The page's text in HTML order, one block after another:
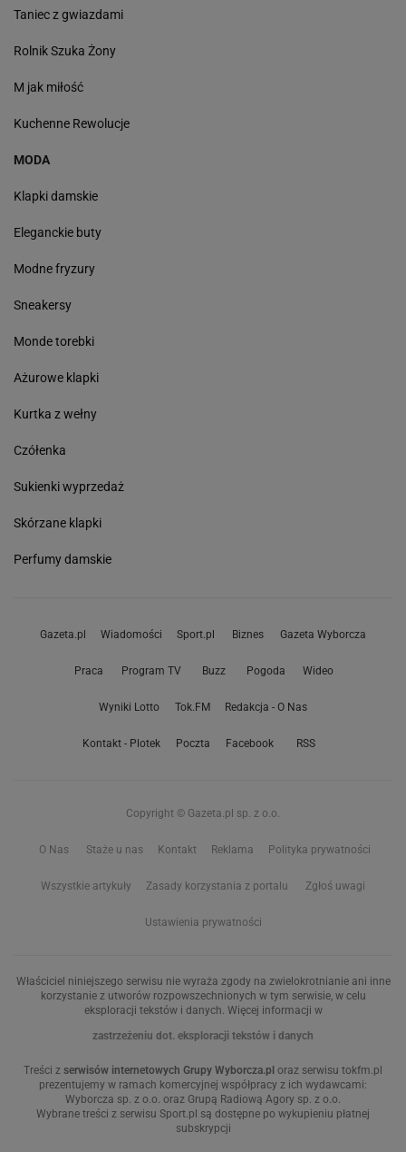
Taniec z gwiazdami
Rolnik Szuka Żony
M jak miłość
Kuchenne Rewolucje
MODA
Klapki damskie
Eleganckie buty
Modne fryzury
Sneakersy
Monde torebki
Ażurowe klapki
Kurtka z wełny
Czółenka
Sukienki wyprzedaż
Skórzane klapki
Perfumy damskie
Gazeta.pl Wiadomości Sport.pl Biznes Gazeta Wyborcza
Praca Program TV Buzz Pogoda Wideo
Wyniki Lotto Tok.FM Redakcja - O Nas
Kontakt - Plotek Poczta Facebook RSS
Copyright © Gazeta.pl sp. z o.o.
O Nas Staże u nas Kontakt Reklama Polityka prywatności
Wszystkie artykuły Zasady korzystania z portalu Zgłoś uwagi
Ustawienia prywatności
Właściciel niniejszego serwisu nie wyraża zgody na zwielokrotnianie ani inne
korzystanie z utworów rozpowszechnionych w tym serwisie, w celu
eksploracji tekstów i danych. Więcej informacji w
zastrzeżeniu dot. eksploracji tekstów i danych
Treści z serwisów internetowych Grupy Wyborcza.pl oraz serwisu tokfm.pl
prezentujemy w ramach komercyjnej współpracy z ich wydawcami:
Wyborcza sp. z o.o. oraz Grupą Radiową Agory sp. z o.o.
Wybrane treści z serwisu Sport.pl są dostępne po wykupieniu płatnej
subskrypcji